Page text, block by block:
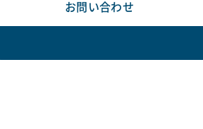
お問い合わせ